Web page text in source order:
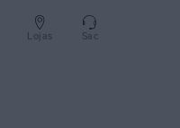
Lojas Sac